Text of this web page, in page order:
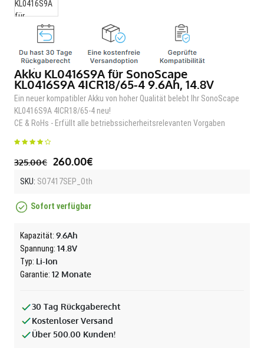
Akku KL0416S9A für SonoScape
KL0416S9A 4ICR18/65-4 9.6Ah, 14.8V
Ein neuer kompatibler Akku von hoher Qualität belebt Ihr SonoScape
KL0416S9A 4ICR18/65-4 neu!
CE & RoHs - Erfüllt alle betriebssicherheitsrelevanten Vorgaben
325.00€ 260.00€
SKU: SO7417SEP_Oth
Sofort verfügbar
Kapazität: 9.6Ah
Spannung: 14.8V
Typ: Li-Ion
Garantie: 12 Monate
30 Tag Rückgaberecht
Kostenloser Versand
Über 500.00 Kunden!